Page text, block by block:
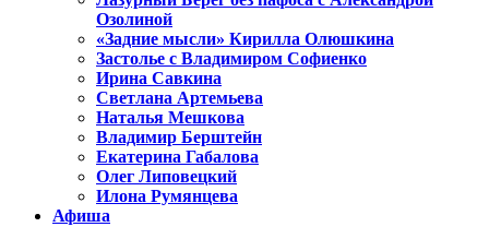
Озолиной
«Задние мысли» Кирилла Олюшкина
Застолье с Владимиром Софиенко
Ирина Савкина
Светлана Артемьева
Наталья Мешкова
Владимир Берштейн
Екатерина Габалова
Олег Липовецкий
Илона Румянцева
Афиша